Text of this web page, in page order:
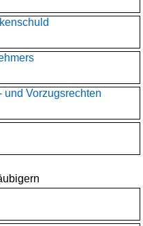
und Vorzugsrechten